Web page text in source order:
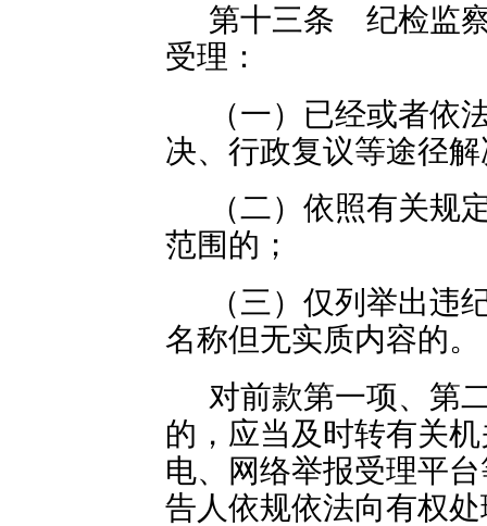
第十三条 纪检监
受理：
（一）已经或者依
决、行政复议等途径
（二）依照有关规
范围的；
（三）仅列举出违
名称但无实质内容的。
对前款第一项、第
的，应当及时转有关
电、网络举报受理平
告人依规依法向有权